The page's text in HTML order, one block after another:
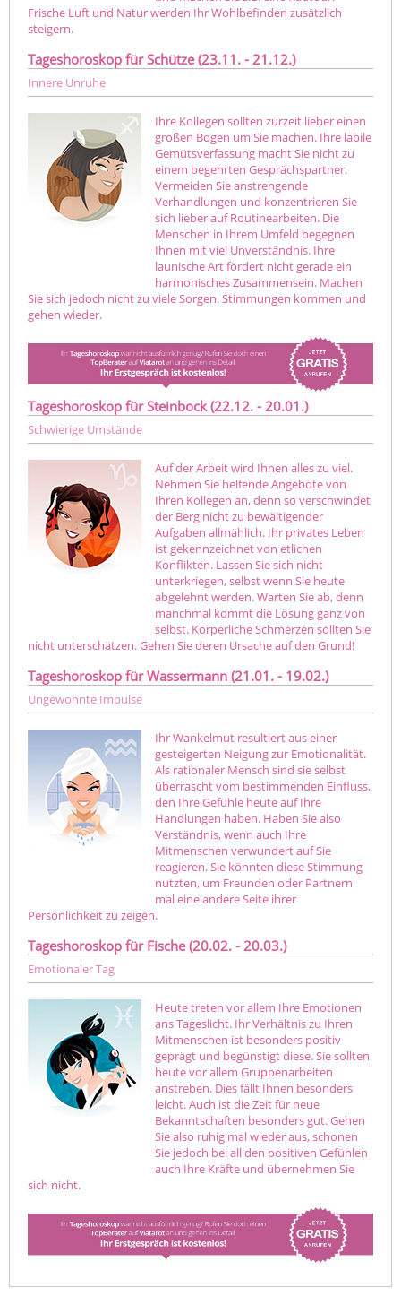
Frische Luft und Natur werden Ihr Wohlbefinden zusätzlich
steigern.
Tageshoroskop für Schütze (23.11. - 21.12.)
Innere Unruhe
Ihre Kollegen sollten zurzeit lieber einen
großen Bogen um Sie machen. Ihre labile
Gemütsverfassung macht Sie nicht zu
einem begehrten Gesprächspartner.
Vermeiden Sie anstrengende
Verhandlungen und konzentrieren Sie
sich lieber auf Routinearbeiten. Die
Menschen in Ihrem Umfeld begegnen
Ihnen mit viel Unverständnis. Ihre
launische Art fördert nicht gerade ein
harmonisches Zusammensein. Machen
Sie sich jedoch nicht zu viele Sorgen. Stimmungen kommen und
gehen wieder.
Tageshoroskop für Steinbock (22.12. - 20.01.)
Schwierige Umstände
Auf der Arbeit wird Ihnen alles zu viel.
Nehmen Sie helfende Angebote von
Ihren Kollegen an, denn so verschwindet
der Berg nicht zu bewältigender
Aufgaben allmählich. Ihr privates Leben
ist gekennzeichnet von etlichen
Konflikten. Lassen Sie sich nicht
unterkriegen, selbst wenn Sie heute
abgelehnt werden. Warten Sie ab, denn
manchmal kommt die Lösung ganz von
selbst. Körperliche Schmerzen sollten Sie
nicht unterschätzen. Gehen Sie deren Ursache auf den Grund!
Tageshoroskop für Wassermann (21.01. - 19.02.)
Ungewohnte Impulse
Ihr Wankelmut resultiert aus einer
gesteigerten Neigung zur Emotionalität.
Als rationaler Mensch sind sie selbst
überrascht vom bestimmenden Einfluss,
den Ihre Gefühle heute auf Ihre
Handlungen haben. Haben Sie also
Verständnis, wenn auch Ihre
Mitmenschen verwundert auf Sie
reagieren. Sie könnten diese Stimmung
nutzten, um Freunden oder Partnern
mal eine andere Seite ihrer
Persönlichkeit zu zeigen.
Tageshoroskop für Fische (20.02. - 20.03.)
Emotionaler Tag
Heute treten vor allem Ihre Emotionen
ans Tageslicht. Ihr Verhältnis zu Ihren
Mitmenschen ist besonders positiv
geprägt und begünstigt diese. Sie sollten
heute vor allem Gruppenarbeiten
anstreben. Dies fällt Ihnen besonders
leicht. Auch ist die Zeit für neue
Bekanntschaften besonders gut. Gehen
Sie also ruhig mal wieder aus, schonen
Sie jedoch bei all den positiven Gefühlen
auch Ihre Kräfte und übernehmen Sie
sich nicht.